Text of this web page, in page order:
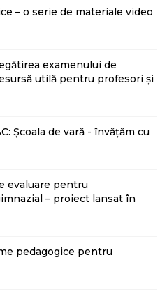
– o serie de materiale video
examenului de
utilă pentru profesori și
Școala de vară - învățăm cu
evaluare pentru
– proiect lansat în
pedagogice pentru